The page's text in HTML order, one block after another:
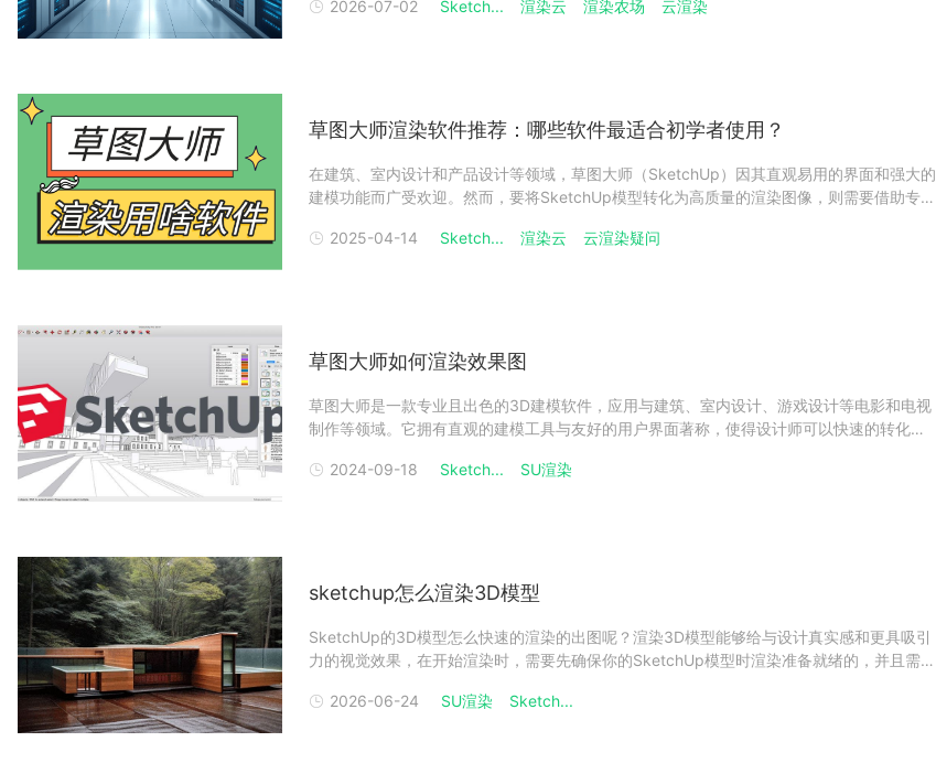
方式以及是否需要商业用途密切相关。云渲染农场小编下文来详细介绍。一、SketchUp
2026-07-02 Sketch... 渲染云 渲染农场 云渲染
草图大师渲染软件推荐：哪些软件最适合初学者使用？
在建筑、室内设计和产品设计等领域，草图大师（SketchUp）因其直观易用的界面和强大的
建模功能而广受欢迎。然而，要将SketchUp模型转化为高质量的渲染图像，则需要借助专门
助你选择适合自己需求的工具。一、常用的草图大师渲染软件1、V-Ray for Ske
2025-04-14 Sketch... 渲染云 云渲染疑问
草图大师如何渲染效果图
草图大师是一款专业且出色的3D建模软件，应用与建筑、室内设计、游戏设计等电影和电视
制作等领域。它拥有直观的建模工具与友好的用户界面著称，使得设计师可以快速的转化三
模型展示效果的关键一步。那么如何利用草图大师渲染出色的效果图呢？一起来看看吧！
2024-09-18 Sketch... SU渲染
sketchup怎么渲染3D模型
SketchUp的3D模型怎么快速的渲染的出图呢？渲染3D模型能够给与设计真实感和更具吸引
力的视觉效果，在开始渲染时，需要先确保你的SketchUp模型时渲染准备就绪的，并且需要
sketchup渲染3D模型的方法吧！sketchup怎么渲染3D模型1、通过sketc
2026-06-24 SU渲染 Sketch...